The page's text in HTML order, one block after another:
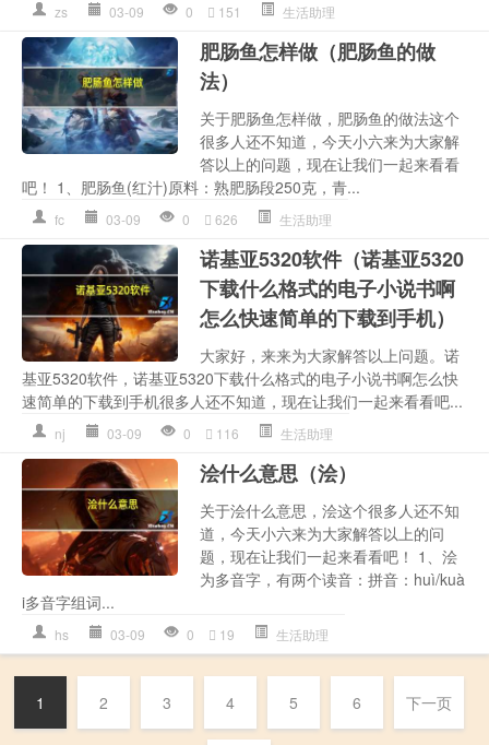
zs 03-09 0 151 生活助理
肥肠鱼怎样做（肥肠鱼的做
法）
关于肥肠鱼怎样做，肥肠鱼的做法这个
很多人还不知道，今天小六来为大家解
答以上的问题，现在让我们一起来看看
吧！ 1、肥肠鱼(红汁)原料：熟肥肠段250克，青...
fc 03-09 0 626 生活助理
诺基亚5320软件（诺基亚5320
下载什么格式的电子小说书啊
怎么快速简单的下载到手机）
大家好，来来为大家解答以上问题。诺
基亚5320软件，诺基亚5320下载什么格式的电子小说书啊怎么快
速简单的下载到手机很多人还不知道，现在让我们一起来看看吧...
nj 03-09 0 116 生活助理
浍什么意思（浍）
关于浍什么意思，浍这个很多人还不知
道，今天小六来为大家解答以上的问
题，现在让我们一起来看看吧！ 1、浍
为多音字，有两个读音：拼音：huì/kuà
i多音字组词...
hs 03-09 0 19 生活助理
1 2 3 4 5 6 下一页